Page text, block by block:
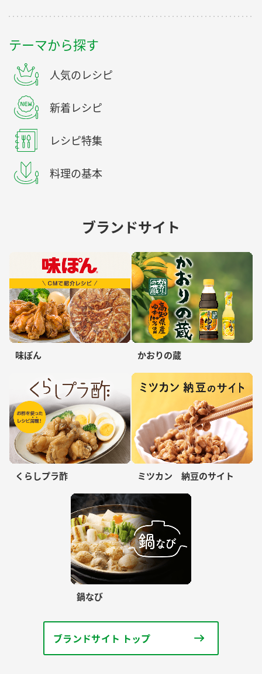
テーマから探す
人気のレシピ
新着レシピ
レシピ特集
料理の基本
ブランドサイト
味ぽん かおりの蔵
くらしプラ酢 ミツカン 納豆のサイト
鍋なび
ブランドサイト トップ